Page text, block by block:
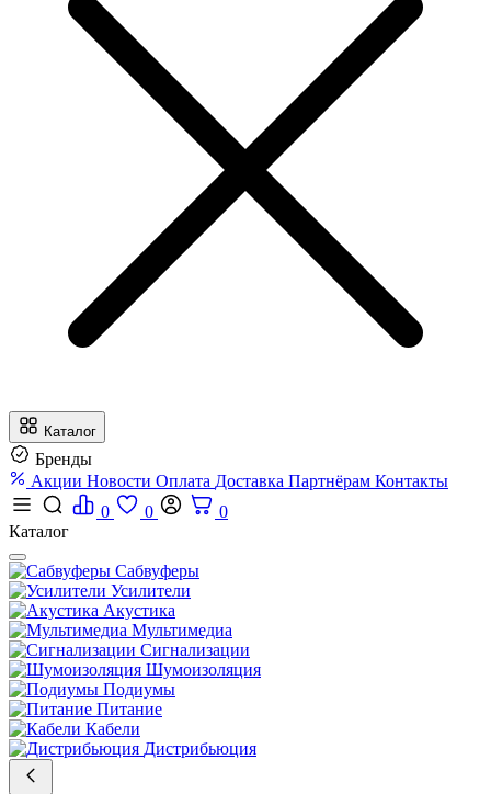
Каталог
Бренды
Акции Новости Оплата Доставка Партнёрам Контакты
0
0
0
Каталог
Сабвуферы
Усилители
Акустика
Мультимедиа
Сигнализации
Шумоизоляция
Подиумы
Питание
Кабели
Дистрибьюция